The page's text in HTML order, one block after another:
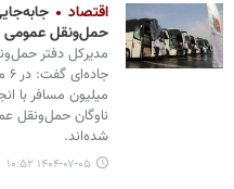
اقتصاد
حمل‌ونقل عمومی
مدیرکل دفتر
ناوگان حمل‌ونقل
شده‌اند.
۱۴۰۴-۰۷-۰۵ ۱۰:۵۲